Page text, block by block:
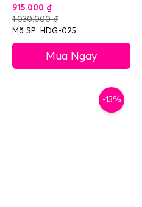
915.000 ₫
1.030.000₫
Mã SP: HDG-025
Mua Ngay
-13%